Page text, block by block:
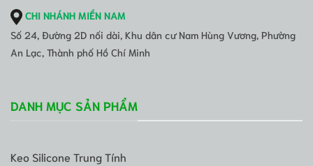
CHI NHÁNH MIỀN NAM
Số 24, Đường 2D nối dài, Khu dân cư Nam Hùng Vương, Phường
An Lạc, Thành phố Hồ Chí Minh
DANH MỤC SẢN PHẨM
Keo Silicone Trung Tính